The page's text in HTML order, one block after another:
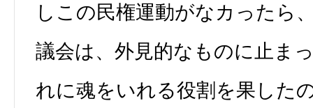
しこの民権運動がなカったら
議会は、外見的なものに止ま
れに魂をいれる役割を果した